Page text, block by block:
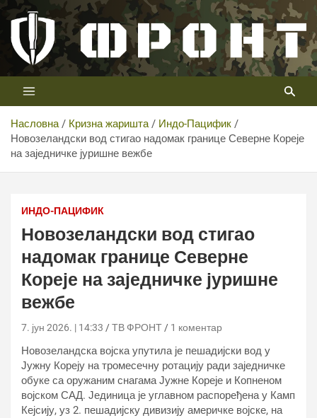
Скип
цонтент
Телевизија ФРОНТ
Први војни канал у Србији
Насловна Кризна жаришта
Индо-Пацифик
Новозеландски вод стигао надомак границе Северне Кореје
на заједничке јуришне вежбе
ИНДО-ПАЦИФИК
Новозеландски вод стигао
надомак границе Северне
Кореје на заједничке јуришне
вежбе
7. јун 2026. | 14:33 ТВ ФРОНТ 1 коментар
Новозеландска војска упутила је пешадијски вод у
Јужну Кореју на тромесечну ротацију ради заједничке
обуке са оружаним снагама Јужне Кореје и Копненом
војском САД. Јединица је углавном распоређена у Камп
Кејсију, уз 2. пешадијску дивизију америчке војске, на